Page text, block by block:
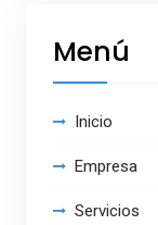
Menú
Inicio
Empresa
Servicios